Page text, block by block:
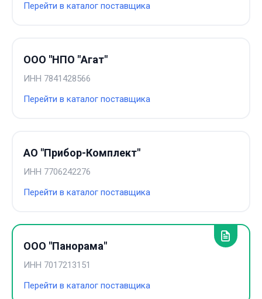
Перейти в каталог поставщика
ООО "НПО "Агат"
ИНН 7841428566
Перейти в каталог поставщика
АО "Прибор-Комплект"
ИНН 7706242276
Перейти в каталог поставщика
ООО "Панорама"
ИНН 7017213151
Перейти в каталог поставщика